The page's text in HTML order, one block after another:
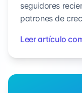
seguidores
patrones de
estrategia de
Leer artículo